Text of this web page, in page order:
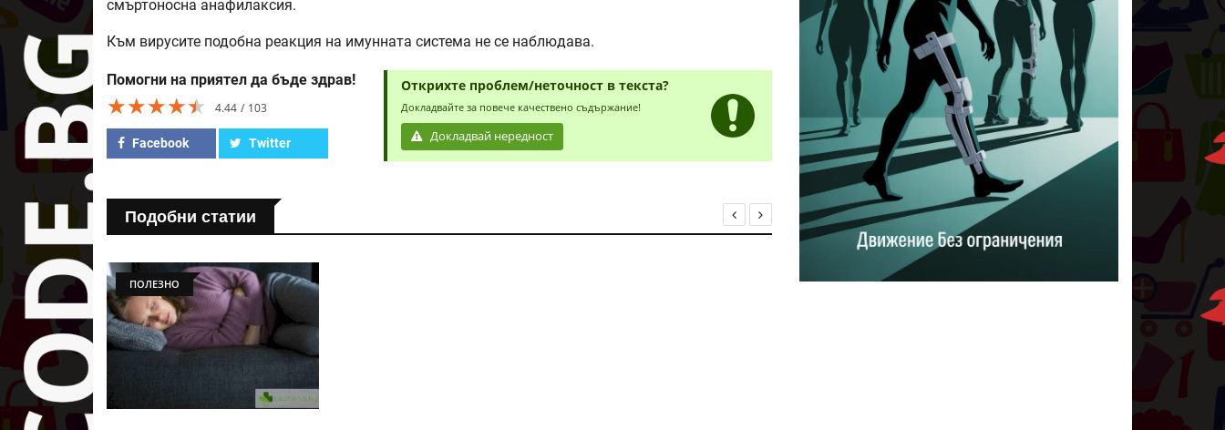
смъртоносна анафилаксия.
Към вирусите подобна реакция на имунната система не се наблюдава.
Помогни на приятел да бъде здрав!
★★★★★
★★★★★
★★★★★ 4.44 103
Facebook Twitter
Открихте проблем/неточност в текста?
Докладвайте за повече качествено съдържание!
Докладвай нередност
Подобни статии
ПОЛЕЗНО